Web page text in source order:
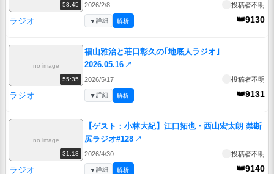
58:45 2026/2/8 投稿者不明
ラジオ 👑9130
▼詳細 解析
no image
55:35
福山雅治と荘口彰久の｢地底人ラジオ｣
2026.05.16 ↗
2026/5/17 投稿者不明
ラジオ 👑9131
▼詳細 解析
no image
31:18
【ゲスト：小林大紀】江口拓也・西山宏太朗 禁断
尻ラジオ#128 ↗
2026/4/30 投稿者不明
ラジオ 👑9140
▼詳細 解析